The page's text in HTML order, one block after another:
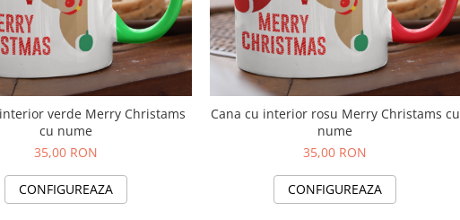
verde Merry Christams
cu nume
35,00 RON
CONFIGUREAZA
Cana cu interior rosu Merry Christams cu
nume
35,00 RON
CONFIGUREAZA